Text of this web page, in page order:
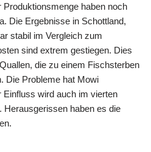
Produktionsmenge haben noch
Die Ergebnisse in Schottland,
stabil im Vergleich zum
sind extrem gestiegen. Dies
die zu einem Fischsterben
Die Probleme hat Mowi
Einfluss wird auch im vierten
haben es die